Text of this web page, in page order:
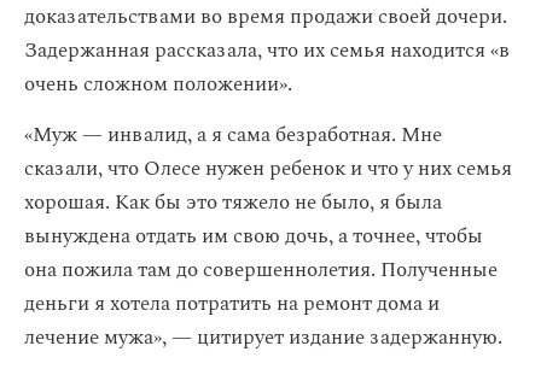
доказательствами во время продажи своей дочери.
Задержанная рассказала, что их семья находится «в
очень сложном положении».
«Муж — инвалид, а я сама безработная. Мне
сказали, что Олесе нужен ребенок и что у них семья
хорошая. Как бы это тяжело не было, я была
вынуждена отдать им свою дочь, а точнее, чтобы
она пожила там до совершеннолетия. Полученные
деньги я хотела потратить на ремонт дома и
лечение мужа», — цитирует издание задержанную.